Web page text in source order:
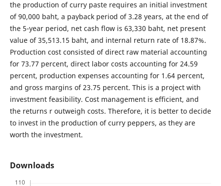
the production of curry paste requires an initial investment
of 90,000 baht, a payback period of 3.28 years, at the end of
the 5-year period, net cash flow is 63,330 baht, net present
value of 35,513.15 baht, and internal return rate of 18.87%.
Production cost consisted of direct raw material accounting
for 73.77 percent, direct labor costs accounting for 24.59
percent, production expenses accounting for 1.64 percent,
and gross margins of 23.75 percent. This is a project with
investment feasibility. Cost management is efficient, and
the returns r outweigh costs. Therefore, it is better to decide
to invest in the production of curry peppers, as they are
worth the investment.
Downloads